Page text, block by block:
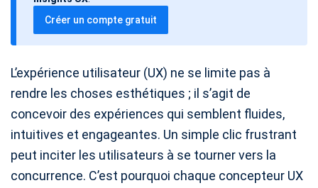
r
t
e
Créer un compte gratuit
L’expérience utilisateur (UX) ne se limite pas à
rendre les choses esthétiques ; il s’agit de
concevoir des expériences qui semblent fluides,
intuitives et engageantes. Un simple clic frustrant
peut inciter les utilisateurs à se tourner vers la
concurrence. C’est pourquoi chaque concepteur UX